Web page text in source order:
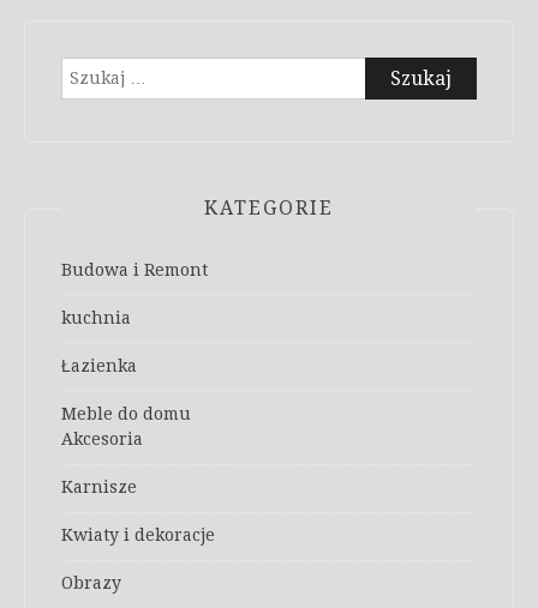
Szukaj:
KATEGORIE
Budowa i Remont
kuchnia
Łazienka
Meble do domu
Akcesoria
Karnisze
Kwiaty i dekoracje
Obrazy